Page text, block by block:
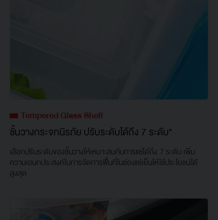
Tempered Glass Shelf
ชั้นวางกระจกนิรภัย ปรับระดับได้ถึง 7 ระดับ*
เลือกปรับระดับของชั้นวางให้เหมาะสมกับการแช่ได้ถึง 7 ระดับ เพิ่ม
ความเอนกประสงค์ในการจัดการพื้นที่ในช่องแช่เย็นให้ใช้ประโยชน์ได้
สูงสุด